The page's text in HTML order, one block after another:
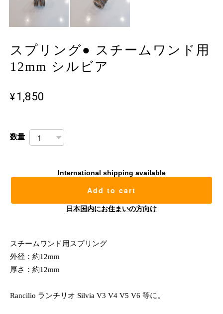
スプリング● スチームワンド用
12mm シルビア
¥1,850
数量
International shipping available
Add to cart
日本国内にお住まいの方向け
スチームワンド用スプリング
外径：約12mm
厚さ：約12mm
Rancilio ランチリオ Silvia V3 V4 V5 V6 等に。